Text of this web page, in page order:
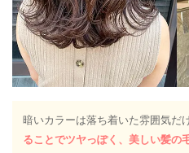
暗いカラーは落ち着いた雰囲気だ
ることでツヤっぽく、美しい髪の